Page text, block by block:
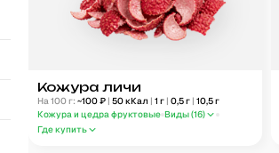
Кожура личи
На 100 г: ~100₽ | 50кКал | 1 г | 0,5г | 10,5г
Кожура и цедра фруктовые Виды (16)
Где купить